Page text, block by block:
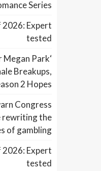
Series
2026: Expert
tested
Megan Park
Breakups,
2 Hopes
Congress
rewriting the
of gambling
2026: Expert
tested